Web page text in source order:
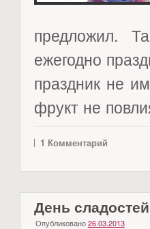
предложил.
ежегодно
праздник не
фрукт не
1 Комментарий
День сладостей
Опубликовано 26.03.2013